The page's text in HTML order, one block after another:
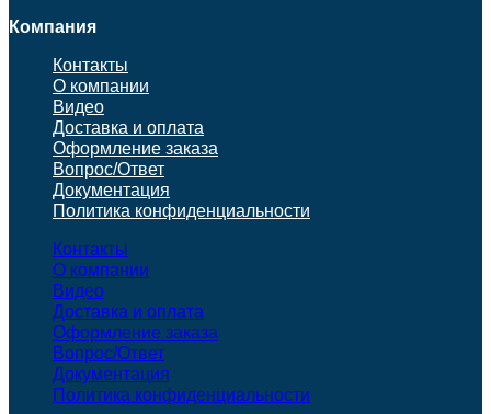
Компания
Контакты
О компании
Видео
Доставка и оплата
Оформление заказа
Вопрос/Ответ
Документация
Политика конфиденциальности
Контакты
О компании
Видео
Доставка и оплата
Оформление заказа
Вопрос/Ответ
Документация
Политика конфиденциальности